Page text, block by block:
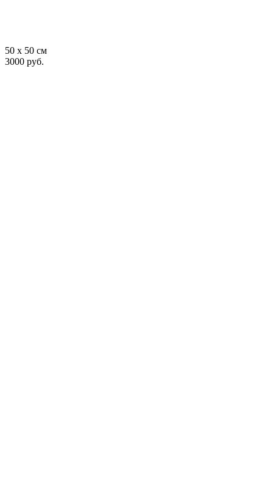
50 x 50 см
3000 руб.